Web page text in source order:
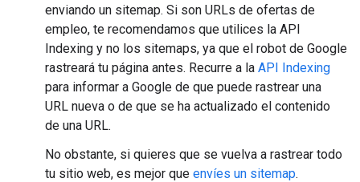
enviando un sitemap. Si son URLs de ofertas de
empleo, te recomendamos que utilices la API
Indexing y no los sitemaps, ya que el robot de Google
rastreará tu página antes. Recurre a la API Indexing
para informar a Google de que puede rastrear una
URL nueva o de que se ha actualizado el contenido
de una URL.
No obstante, si quieres que se vuelva a rastrear todo
tu sitio web, es mejor que envíes un sitemap.